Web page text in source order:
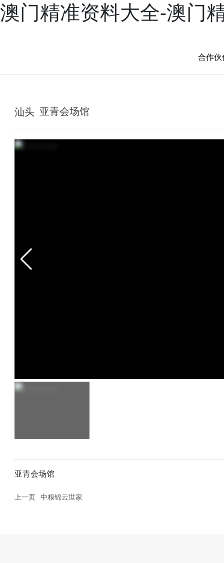
澳门精准资料大全-澳门
合作伙
汕头 亚青会场馆
亚青会场馆
上一页 中粮锦云世家